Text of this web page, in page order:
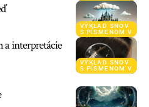
VÝKLAD SNOV
S PÍSMENOM V
VÝKLAD SNOV
S PÍSMENOM V
a interpretácie